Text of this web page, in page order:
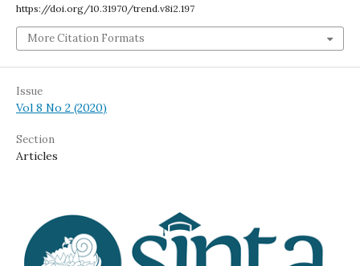
https://doi.org/10.31970/trend.v8i2.197
More Citation Formats
Issue
Vol 8 No 2 (2020)
Section
Articles